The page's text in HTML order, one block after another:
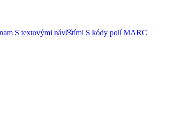
S textovými návěštími S kódy polí MARC